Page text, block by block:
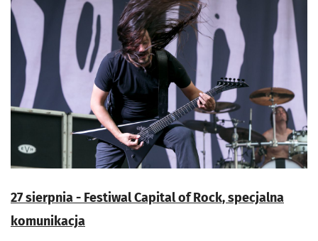
27 sierpnia - Festiwal Capital of Rock, specjalna
komunikacja